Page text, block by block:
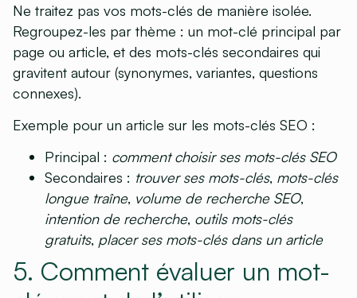
Ne traitez pas vos mots-clés de manière isolée.
Regroupez-les par thème : un mot-clé principal par
page ou article, et des mots-clés secondaires qui
gravitent autour (synonymes, variantes, questions
connexes).
Exemple pour un article sur les mots-clés SEO :
Principal : comment choisir ses mots-clés SEO
Secondaires : trouver ses mots-clés, mots-clés
longue traîne, volume de recherche SEO,
intention de recherche, outils mots-clés
gratuits, placer ses mots-clés dans un article
5. Comment évaluer un mot-